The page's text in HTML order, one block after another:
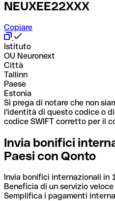
NEUXEE22XXX
Copiare
Istituto
OU Neuronext
Città
Tallinn
Paese
Estonia
Si prega di notare che non
l'identità di questo codice o
codice SWIFT corretto per il
Invia bonifici
Paesi con Qonto
Invia bonifici internazionali in
Beneficia di un servizio
Semplifica i pagamenti